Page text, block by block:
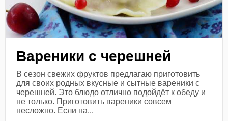
Вареники с черешней
В сезон свежих фруктов предлагаю приготовить
для своих родных вкусные и сытные вареники с
черешней. Это блюдо отлично подойдёт к обеду и
не только. Приготовить вареники совсем
несложно. Если на...